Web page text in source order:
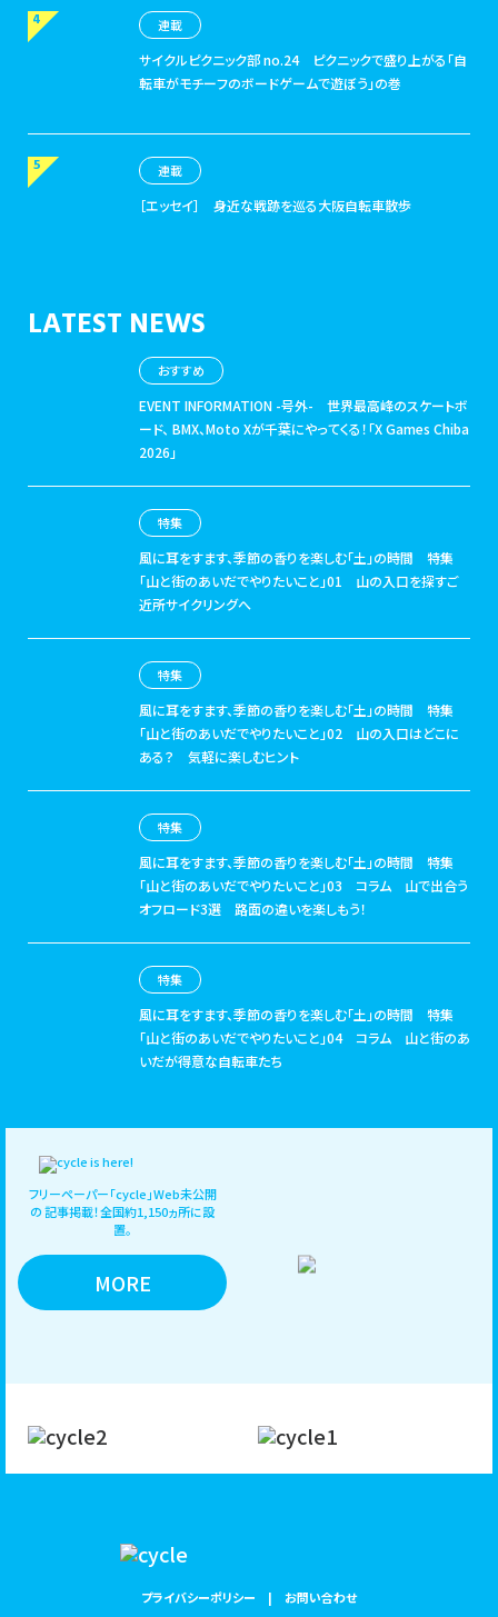
連載
サイクルピクニック部 no.24
ピクニックで盛り上がる「自
転車がモチーフのボードゲームで遊ぼう」の巻
連載
［エッセイ］ 身近な戦跡を巡る大阪自転車散歩
LATEST NEWS
おすすめ
EVENT INFORMATION -号外- 世界最高峰のスケートボ
ード、 BMX、Moto Xが千葉にやってくる！「X Games Chiba
2026」
特集
風に耳をすます、季節の香りを楽しむ「土」の時間 特集
「山と街のあいだでやりたいこと」01 山の入口を探すご
近所サイクリングへ
特集
風に耳をすます、季節の香りを楽しむ「土」の時間 特集
「山と街のあいだでやりたいこと」02 山の入口はどこに
ある？ 気軽に楽しむヒント
特集
風に耳をすます、季節の香りを楽しむ「土」の時間 特集
「山と街のあいだでやりたいこと」03 コラム 山で出合う
オフロード3選 路面の違いを楽しもう！
特集
風に耳をすます、季節の香りを楽しむ「土」の時間 特集
「山と街のあいだでやりたいこと」04 コラム 山と街のあ
いだが得意な自転車たち
フリーペーパー「cycle」Web未公開
の記事掲載！全国約1,150ヵ所に設
置。
MORE
プライバシーポリシー お問い合わせ